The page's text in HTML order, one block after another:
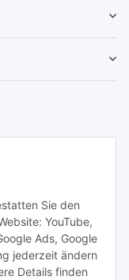
Sie den
YouTube,
Ads, Google
jederzeit ändern
Details finden